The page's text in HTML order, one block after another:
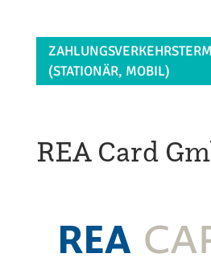
(STATIONÄR, MOBIL)
REA Card